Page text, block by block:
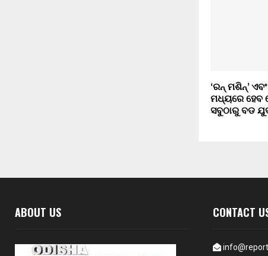
‘ରନ୍ ମଶିନ୍’
ମଧ୍ୟରେ ହେବ
ସବୁଠାରୁ ବଡ
ABOUT US CONTACT